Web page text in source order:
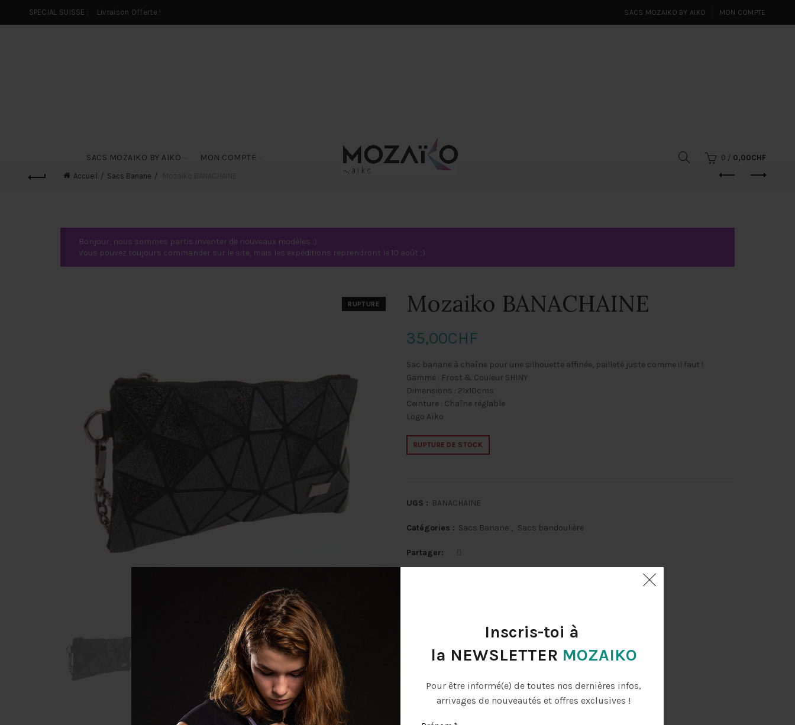
Inscris-toi à
la NEWSLETTER MOZAIKO
Pour être informé(e) de toutes nos dernières infos,
arrivages de nouveautés et offres exclusives !
SPECIAL SUISSE : Livraison Offerte ! SACS MOZAIKO BY AIKO MON COMPTE
SACS MOZAIKO BY AIKO MON COMPTE 0 / 0,00CHF
Accueil Sacs Banane
Bonjour, nous sommes partis inventer de nouveaux modèles :)
Vous pouvez toujours commander sur le site, mais les expéditions reprendront le 10 août ;)
RUPTURE Mozaiko BANACHAINE
35,00CHF
Sac banane à chaîne pour une silhouette affinée, pailleté juste comme il faut !
Gamme : Frost & Couleur SHINY
Dimensions : 21x10cms
Ceinture : Chaîne réglable
Logo Aïko
RUPTURE DE STOCK
UGS : BANACHAINE
Catégories : Sacs Banane , Sacs bandoulière
Partager